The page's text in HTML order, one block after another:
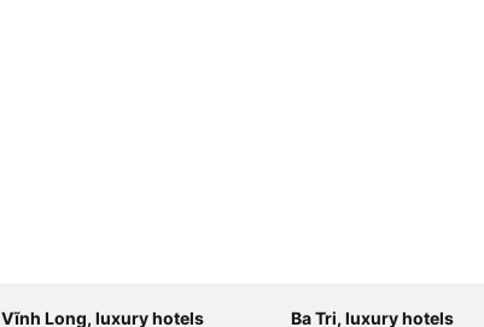
Vĩnh Long, luxury hotels Ba Tri, luxury hotels